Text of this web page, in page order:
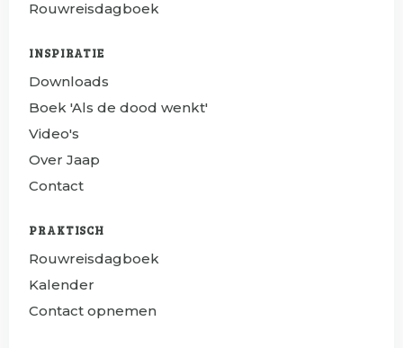
Rouwreisdagboek
INSPIRATIE
Downloads
Boek 'Als de dood wenkt'
Video's
Over Jaap
Contact
PRAKTISCH
Rouwreisdagboek
Kalender
Contact opnemen